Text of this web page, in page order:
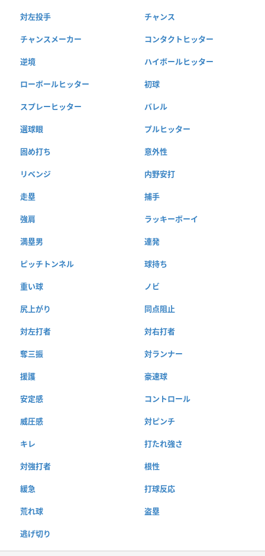
対左投手 チャンス
チャンスメーカー コンタクトヒッター
逆境 ハイボールヒッター
ローボールヒッター 初球
スプレーヒッター バレル
選球眼 プルヒッター
固め打ち 意外性
リベンジ 内野安打
走塁 捕手
強肩 ラッキーボーイ
満塁男 連発
ピッチトンネル 球持ち
重い球 ノビ
尻上がり 同点阻止
対左打者 対右打者
奪三振 対ランナー
援護 豪速球
安定感 コントロール
威圧感 対ピンチ
キレ 打たれ強さ
対強打者 根性
緩急 打球反応
荒れ球 盗塁
逃げ切り